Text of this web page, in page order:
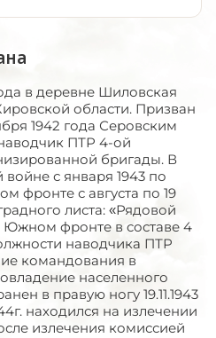
в деревне Шиловская
области. Призван
1942 года Серовским
ПТР 4-ой
бригады. В
с января 1943 по
фронте с августа по 19
листа: «Рядовой
фронте в составе 4
наводчика ПТР
командования в
населенного
в правую ногу 19.11.1943
находился на излечении
излечения комиссией